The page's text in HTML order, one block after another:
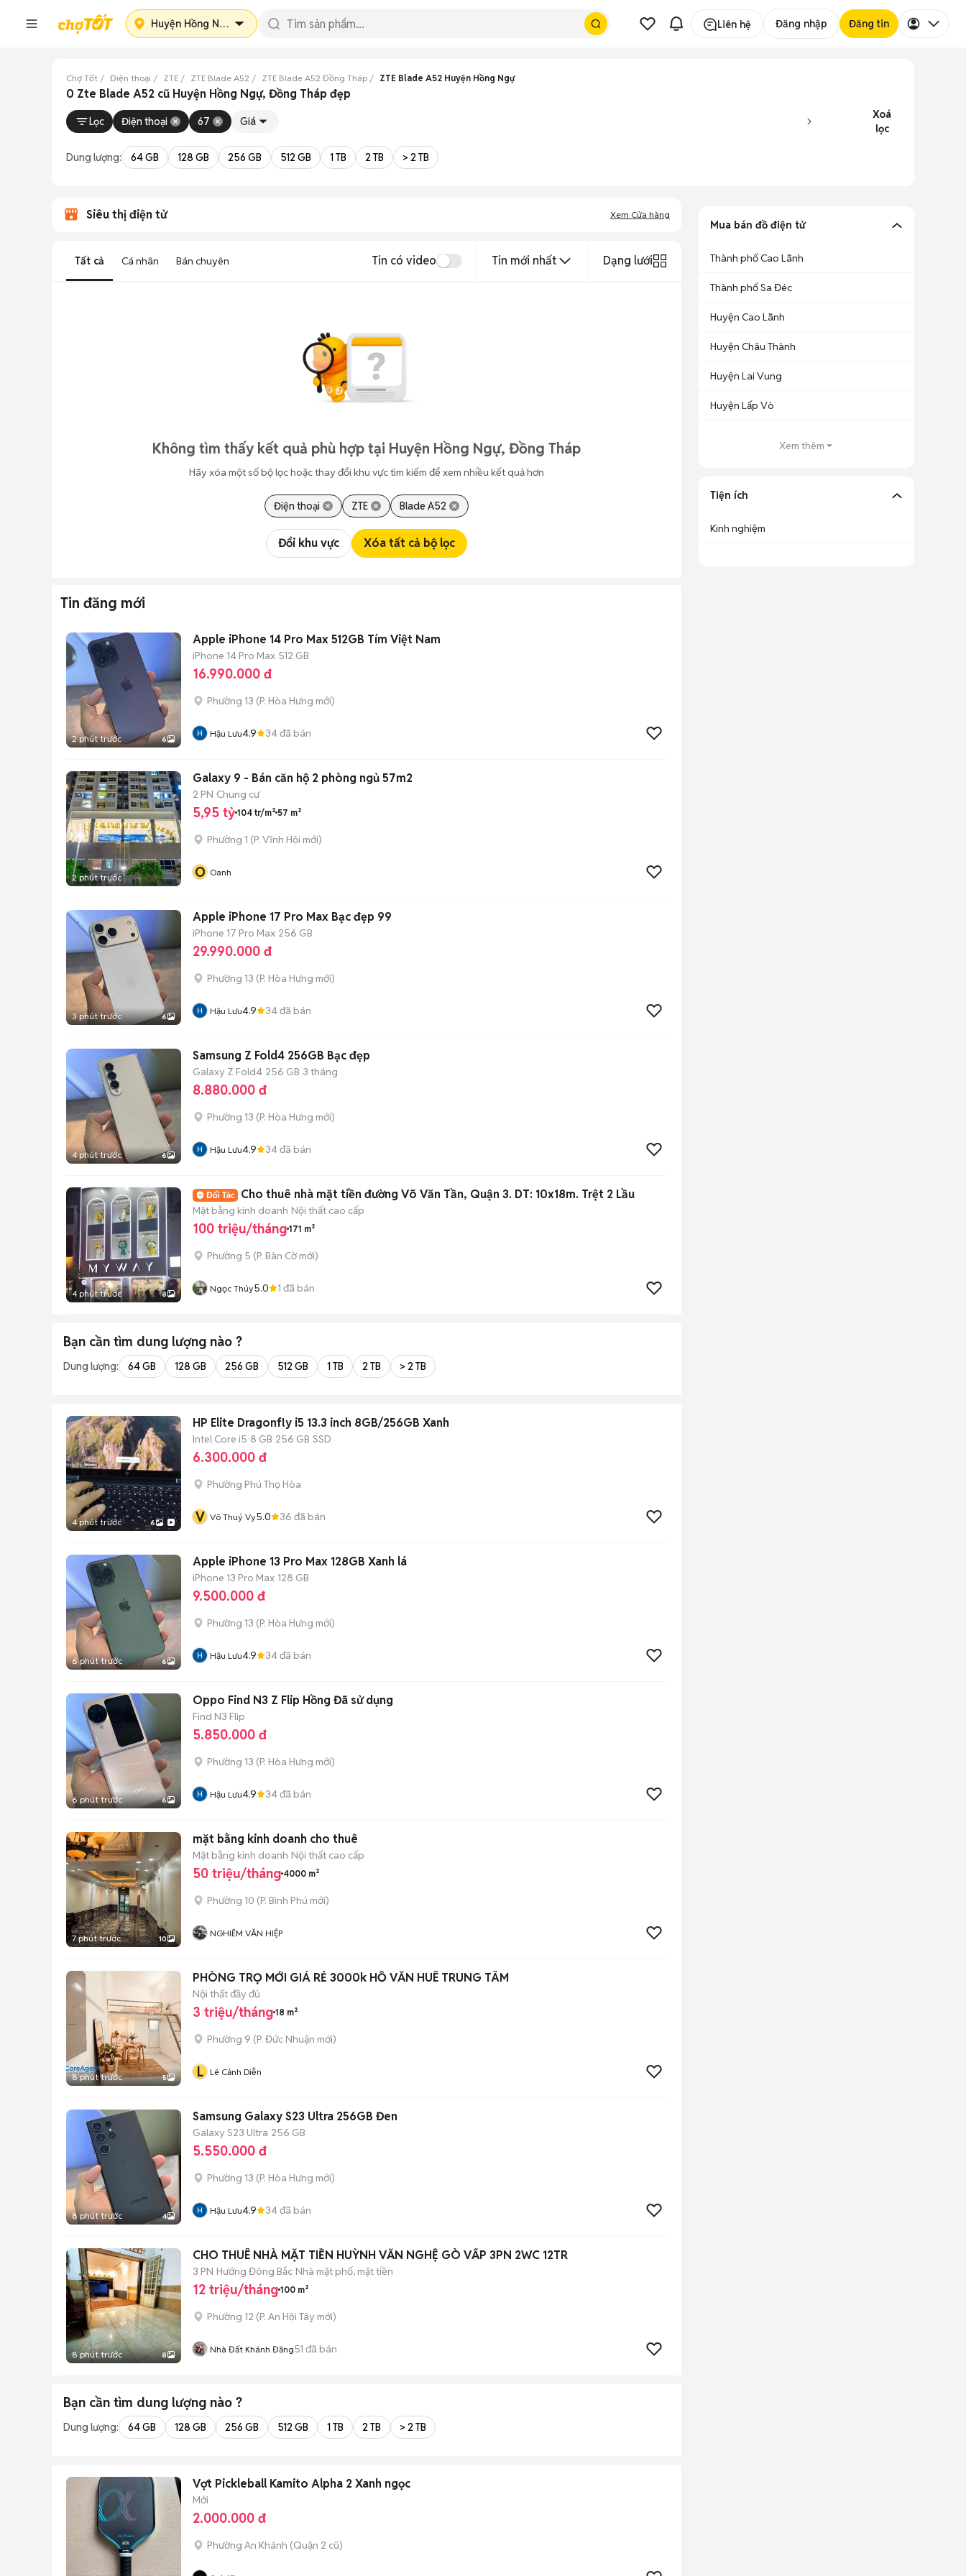
Huyện Hồng Ngự Liên hệ Đăng nhập Đăng tin
Chợ Tốt Điện thoại ZTE ZTE Blade A52 ZTE Blade A52 Đồng Tháp ZTE Blade A52 Huyện Hồng Ngự
0 Zte Blade A52 cũ Huyện Hồng Ngự, Đồng Tháp đẹp
Lọc Điện thoại 67 Giá
Xoá
lọc
Dung lượng: 64 GB 128 GB 256 GB 512 GB 1 TB 2 TB > 2 TB
Siêu thị điện tử Xem Cửa hàng
Tất cả Cá nhân Bán chuyên Tin có video Tin mới nhất Dạng lưới
Không tìm thấy kết quả phù hợp tại Huyện Hồng Ngự, Đồng Tháp
Hãy xóa một số bộ lọc hoặc thay đổi khu vực tìm kiếm để xem nhiều kết quả hơn
Điện thoại ZTE Blade A52
Đổi khu vực Xóa tất cả bộ lọc
Tin đăng mới
2 phút trước 6
Apple iPhone 14 Pro Max 512GB Tím Việt Nam
iPhone 14 Pro Max 512 GB
16.990.000 đ
Phường 13 (P. Hòa Hưng mới)
Hậu Lưu4.9 34đã bán
2 phút trước
Galaxy 9 - Bán căn hộ 2 phòng ngủ 57m2
2 PN Chung cư
5,95 tỷ 104 tr/m² 57 m²
Phường 1 (P. Vĩnh Hội mới)
O Oanh
3 phút trước 6
Apple iPhone 17 Pro Max Bạc đẹp 99
iPhone 17 Pro Max 256 GB
29.990.000 đ
Phường 13 (P. Hòa Hưng mới)
Hậu Lưu4.9 34đã bán
4 phút trước 6
Samsung Z Fold4 256GB Bạc đẹp
Galaxy Z Fold4 256 GB 3 tháng
8.880.000 đ
Phường 13 (P. Hòa Hưng mới)
Hậu Lưu4.9 34đã bán
4 phút trước 8
Cho thuê nhà mặt tiền đường Võ Văn Tần, Quận 3. DT: 10x18m. Trệt 2 Lầu
Mặt bằng kinh doanh Nội thất cao cấp
100 triệu/tháng 171 m²
Phường 5 (P. Bàn Cờmới)
Ngọc Thúy5.0 1 đã bán
Bạn cần tìm dung lượng nào ?
Dung lượng: 64 GB 128 GB 256 GB 512 GB 1 TB 2 TB > 2 TB
4 phút trước 6
HP Elite Dragonfly i5 13.3 inch 8GB/256GB Xanh
Intel Core i5 8 GB 256 GB SSD
6.300.000 đ
Phường Phú Thọ Hòa
V Võ Thuý Vy5.0 36 đã bán
6 phút trước 6
Apple iPhone 13 Pro Max 128GB Xanh lá
iPhone 13 Pro Max 128 GB
9.500.000 đ
Phường 13 (P. Hòa Hưng mới)
Hậu Lưu4.9 34đã bán
6 phút trước 6
Oppo Find N3 Z Flip Hồng Đã sử dụng
Find N3 Flip
5.850.000 đ
Phường 13 (P. Hòa Hưng mới)
Hậu Lưu4.9 34đã bán
7 phút trước 10
mặt bằng kinh doanh cho thuê
Mặt bằng kinh doanh Nội thất cao cấp
50 triệu/tháng 4000 m²
Phường 10 (P. Bình Phú mới)
NGHIÊM VĂN HIỆP
8 phút trước 5
PHÒNG TRỌ MỚI GIÁ RẺ 3000k HỒ VĂN HUÊ TRUNG TÂM
Nội thất đầy đủ
3 triệu/tháng 18 m²
Phường 9 (P. Đức Nhuận mới)
L Lê Cảnh Diễn
8 phút trước 4
Samsung Galaxy S23 Ultra 256GB Đen
Galaxy S23 Ultra 256 GB
5.550.000 đ
Phường 13 (P. Hòa Hưng mới)
Hậu Lưu4.9 34đã bán
8 phút trước 8
CHO THUÊ NHÀ MẶT TIỀN HUỲNH VĂN NGHỆ GÒ VẤP 3PN 2WC 12TR
3 PN Hướng Đông Bắc Nhà mặt phố, mặt tiền
12 triệu/tháng 100 m²
Phường 12 (P. An Hội Tây mới)
Nhà Đất Khánh Đăng51 đã bán
Bạn cần tìm dung lượng nào ?
Dung lượng: 64 GB 128 GB 256 GB 512 GB 1 TB 2 TB > 2 TB
Vợt Pickleball Kamito Alpha 2 Xanh ngọc
Mới
2.000.000 đ
Phường An Khánh (Quận 2 cũ)
Mua bán đồ điện tử
Thành phố Cao Lãnh
Thành phố Sa Đéc
Huyện Cao Lãnh
Huyện Châu Thành
Huyện Lai Vung
Huyện Lấp Vò
Xem thêm
Tiện ích
Kinh nghiệm